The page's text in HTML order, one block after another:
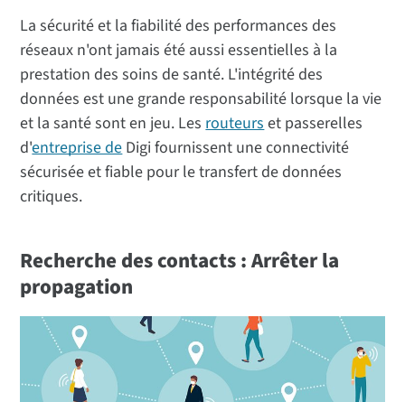
La sécurité et la fiabilité des performances des
réseaux n'ont jamais été aussi essentielles à la
prestation des soins de santé. L'intégrité des
données est une grande responsabilité lorsque la vie
et la santé sont en jeu. Lesrouteurset passerelles
d'entreprise deDigi fournissent une connectivité
sécurisée et fiable pour le transfert de données
critiques.
Recherche des contacts : Arrêter la
propagation